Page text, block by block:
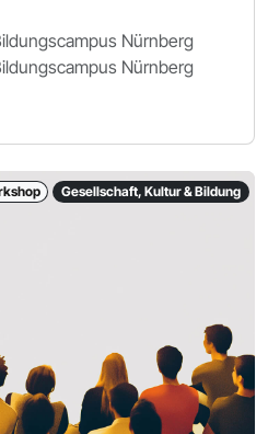
Nürnberg
Nürnberg
Gesellschaft, Kultur & Bildung